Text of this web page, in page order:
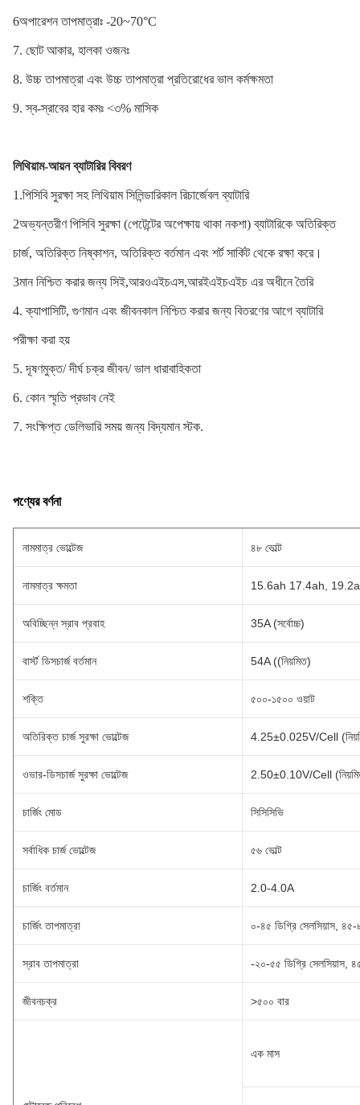
6অপারেশন তাপমাত্রাঃ -20~70°C
7. ছোট আকার, হালকা ওজনঃ
8. উচ্চ তাপমাত্রা এবং উচ্চ তাপমাত্রা প্রতিরোধের ভাল কর্মক্ষমতা
9. স্ব-স্রাবের হার কমঃ <৩% মাসিক
লিথিয়াম-আয়ন ব্যাটারির বিবরণ
1.পিসিবি সুরক্ষা সহ লিথিয়াম সিলিন্ডারিকাল রিচার্জেবল ব্যাটারি
2অভ্যন্তরীণ পিসিবি সুরক্ষা (পেটেন্টের অপেক্ষায় থাকা নকশা) ব্যাটারিকে অতিরিক্ত
চার্জ, অতিরিক্ত নিষ্কাশন, অতিরিক্ত বর্তমান এবং শর্ট সার্কিট থেকে রক্ষা করে।
3মান নিশ্চিত করার জন্য সিই,আরওএইচএস,আরইএইচএইচ এর অধীনে তৈরি
4. ক্যাপাসিটি, গুণমান এবং জীবনকাল নিশ্চিত করার জন্য বিতরণের আগে ব্যাটারি
পরীক্ষা করা হয়
5. দূষণমুক্ত/ দীর্ঘ চক্র জীবন/ ভাল ধারাবাহিকতা
6. কোন স্মৃতি প্রভাব নেই
7. সংক্ষিপ্ত ডেলিভারি সময় জন্য বিদ্যমান স্টক.
পণ্যের বর্ণনা
নামমাত্র ভোল্টেজ ৪৮ ভোল্ট
নামমাত্র ক্ষমতা 15.6ah 17.4ah,
অবিচ্ছিন্ন স্রাব প্রবাহ 35A (সর্বোচ্চ)
বার্স্ট ডিসচার্জ বর্তমান 54A ((নিয়মিত)
শক্তি ৫০০-১৫০০ ওয়াট
অতিরিক্ত চার্জ সুরক্ষা ভোল্টেজ 4.25±0.025V/Cell
ওভার-ডিসচার্জ সুরক্ষা ভোল্টেজ 2.50±0.10V/Cell
চার্জিং মোড সিসিসিভি
সর্বাধিক চার্জ ভোল্টেজ ৫৬ ভোল্ট
চার্জিং বর্তমান 2.0-4.0A
চার্জিং তাপমাত্রা ০-৪৫ ডিগ্রি সেলসিয়াস,
স্রাব তাপমাত্রা -২০-৫৫ ডিগ্রি সেলসিয়াস,
জীবনচক্র >৫০০ বার
এক মাস